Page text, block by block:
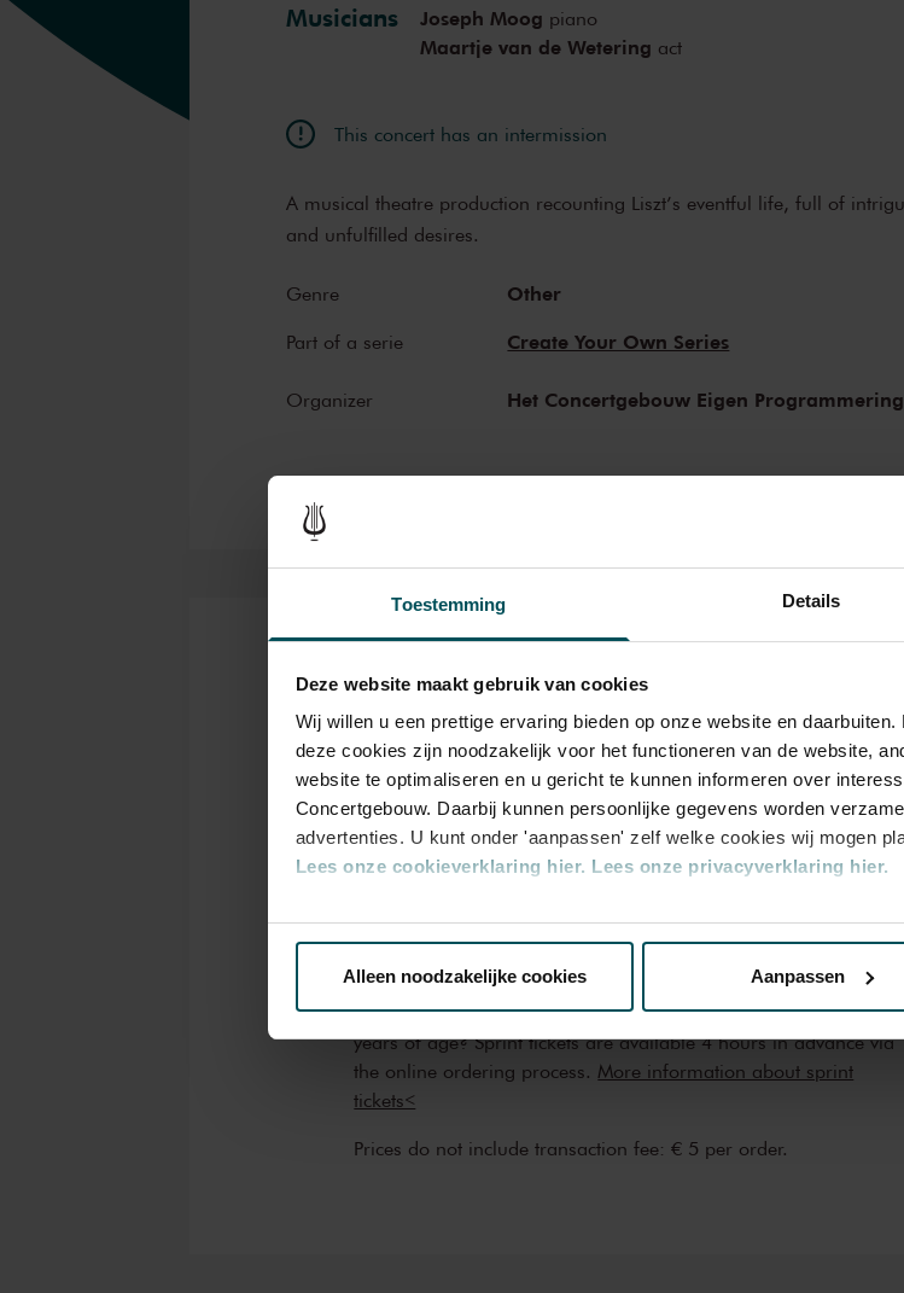
Toestemming Details
Deze website maakt gebruik van cookies
Wij willen u een prettige ervaring bieden op onze website en
deze cookies zijn noodzakelijk voor het functioneren van de website,
website te optimaliseren en u gericht te kunnen informeren over
Concertgebouw. Daarbij kunnen persoonlijke gegevens worden
advertenties. U kunt onder 'aanpassen' zelf welke cookies wij mogen
Lees onze cookieverklaring hier. Lees onze privacyverklaring hier.
Via decookieverklaringop onze website kunt u uw toestemming op
We werken samen met32 derdendie uw gegevens kunnen ontvangen
Alleen noodzakelijke cookies Aanpassen
Musicians Joseph Moog piano
Maartje van de Wetering act
This concert has an intermission
A musical theatre production recounting Liszt’s eventful life, full of
and unfulfilled desires.
Genre Other
Part of a serie Create Your Own Series
Organizer Het Concertgebouw Eigen Programmering
Tickets
Category
1+
Category
1
Category
2
Category
3
4
Drinks are included in the price of admission. Are you under 30
years of age? Sprint tickets are available 4 hours in advance via
the online ordering process. More information about sprint
tickets<
Prices do not include transaction fee: € 5 per order.